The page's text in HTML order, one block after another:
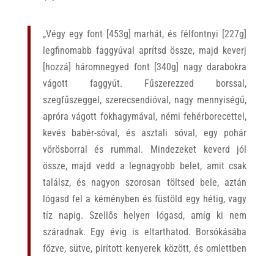
„Végy egy font [453g] marhát, és félfontnyi [227g]
legfinomabb faggyúval aprítsd össze, majd keverj
[hozzá] háromnegyed font [340g] nagy darabokra
vágott faggyút. Fűszerezzed borssal,
szegfűszeggel, szerecsendióval, nagy mennyiségű,
apróra vágott fokhagymával, némi fehérborecettel,
kevés babér-sóval, és asztali sóval, egy pohár
vörösborral és rummal. Mindezeket keverd jól
össze, majd vedd a legnagyobb belet, amit csak
találsz, és nagyon szorosan töltsed bele, aztán
lógasd fel a kéményben és füstöld egy hétig, vagy
tíz napig. Szellős helyen lógasd, amíg ki nem
száradnak. Egy évig is eltarthatod. Borsókásába
főzve, sütve, pirított kenyerek között, és omlettben